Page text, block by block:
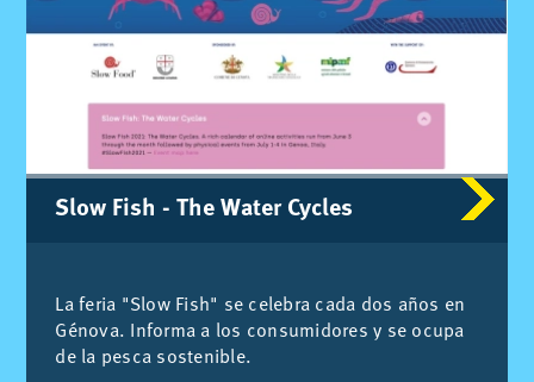
Slow Fish - The Wa­ter Cy­cles
La fe­ria "Slow Fish" se ce­le­bra cada dos años en
Gé­no­va. In­for­ma a los con­su­mi­do­res y se ocu­pa
de la pes­ca sos­te­ni­ble.